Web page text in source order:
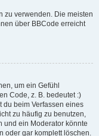
zu verwenden. Die meisten
über BBCode erreicht
um ein Gefühl
Code, z. B. bedeutet :)
du beim Verfassen eines
zu häufig zu benutzen,
und ein Moderator könnte
oder gar komplett löschen.